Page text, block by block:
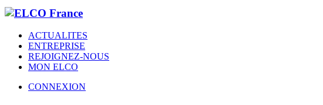
ACTUALITES
ENTREPRISE
REJOIGNEZ-NOUS
MON ELCO
CONNEXION